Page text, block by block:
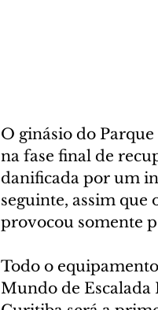
O ginásio do
na fase final de
danificada por um
seguinte, assim que
provocou somente
Todo o
Mundo de Escalada